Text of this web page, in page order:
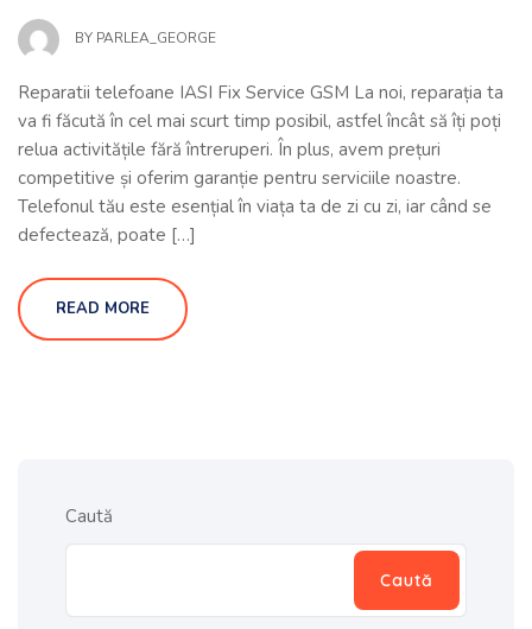
BY PARLEA_GEORGE
Reparatii telefoane IASI Fix Service GSM La noi, reparația ta
va fi făcută în cel mai scurt timp posibil, astfel încât să îți poți
relua activitățile fără întreruperi. În plus, avem prețuri
competitive și oferim garanție pentru serviciile noastre.
Telefonul tău este esențial în viața ta de zi cu zi, iar când se
defectează, poate […]
READ MORE
Caută
Caută